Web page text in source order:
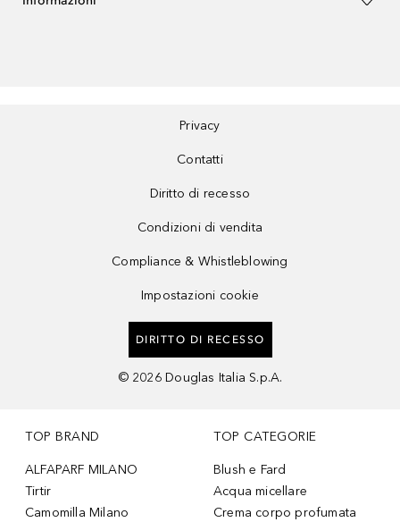
Privacy
Contatti
Diritto di recesso
Condizioni di vendita
Compliance & Whistleblowing
Impostazioni cookie
DIRITTO DI RECESSO
© 2026 Douglas Italia S.p.A.
TOP BRAND
ALFAPARF MILANO
Tirtir
Camomilla Milano
TOP CATEGORIE
Blush e Fard
Acqua micellare
Crema corpo profumata